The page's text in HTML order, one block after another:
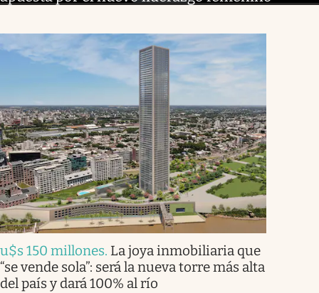
u$s 150 millones. La joya inmobiliaria que
“se vende sola”: será la nueva torre más alta
del país y dará 100% al río